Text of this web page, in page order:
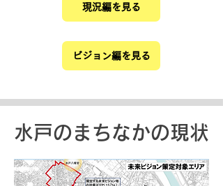
現況編を見る
ビジョン編を見る
水戸のまちなかの現状